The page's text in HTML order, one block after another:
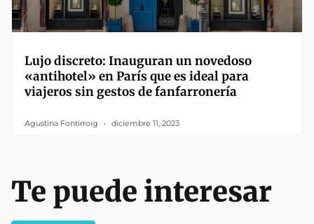
Lujo discreto: Inauguran un novedoso
«antihotel» en París que es ideal para
viajeros sin gestos de fanfarronería
Agustina Fontirroig diciembre 11, 2023
Te puede interesar